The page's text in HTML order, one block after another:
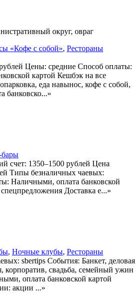
округ, овраг
«Кофе с собой», Рестораны
Цены: средние Способ оплаты:
картой Кешбэк на все
еда навынос, кофе с собой,
банковско...»
счет: 1350–1500 рублей Цена
Типы безналичных чаевых:
Наличными, оплата банковской
Доставка е...»
, Ночные клубы, Рестораны
sbertips События: Банкет, деловая
корпоратив, свадьба, семейный ужин
оплата банковской картой
акции ...»